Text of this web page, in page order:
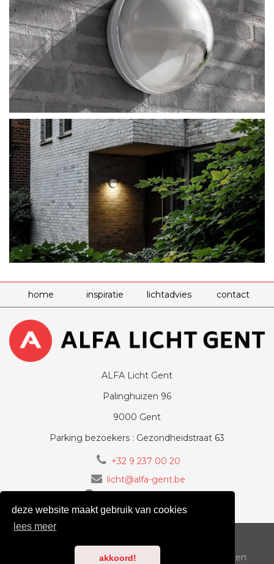
deze website maakt gebruik van cookies
lees meer
akkoord!
home inspiratie lichtadvies contact
ALFA Licht Gent
Palinghuizen 96
9000 Gent
Parking bezoekers : Gezondheidstraat 63
+32 9 237 00 20
licht@alfa-gent.be
Copyright 2018-2026ALFA-LICHT.BE | Alle rechten